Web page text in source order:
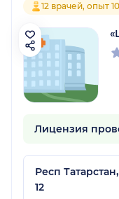
12 врачей, опыт
Лицензия
Респ
12